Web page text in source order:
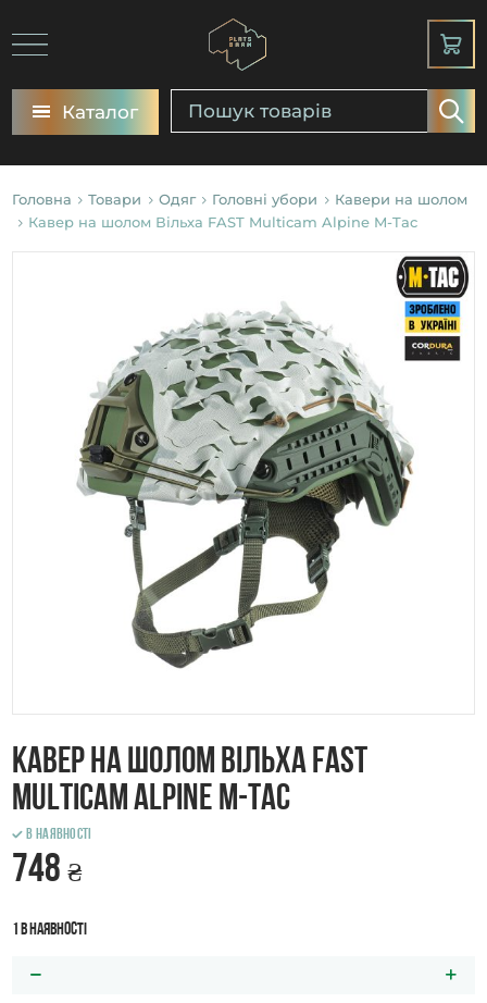
Каталог
Головна Товари Одяг Головні убори
Кавери на шолом
Кавер на шолом Вільха FAST Multicam Alpine M-Tac
Кавер на шолом Вільха FAST
Multicam Alpine M-Tac
В наявності
748 ₴
1 в наявності